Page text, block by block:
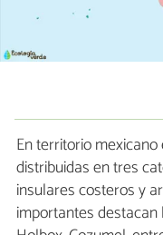
En territorio mexicano
distribuidas en tres
insulares costeros y
importantes